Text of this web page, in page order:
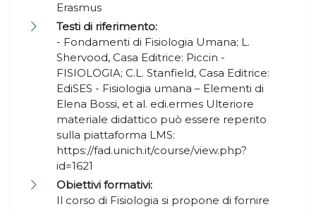
Erasmus
Testi di riferimento:
- Fondamenti di Fisiologia Umana; L.
Shervood, Casa Editrice: Piccin -
FISIOLOGIA; C.L. Stanfield, Casa Editrice:
EdiSES - Fisiologia umana – Elementi di
Elena Bossi, et al. edi.ermes Ulteriore
materiale didattico può essere reperito
sulla piattaforma LMS:
https://fad.unich.it/course/view.php?
id=1621
Obiettivi formativi:
Il corso di Fisiologia si propone di fornire